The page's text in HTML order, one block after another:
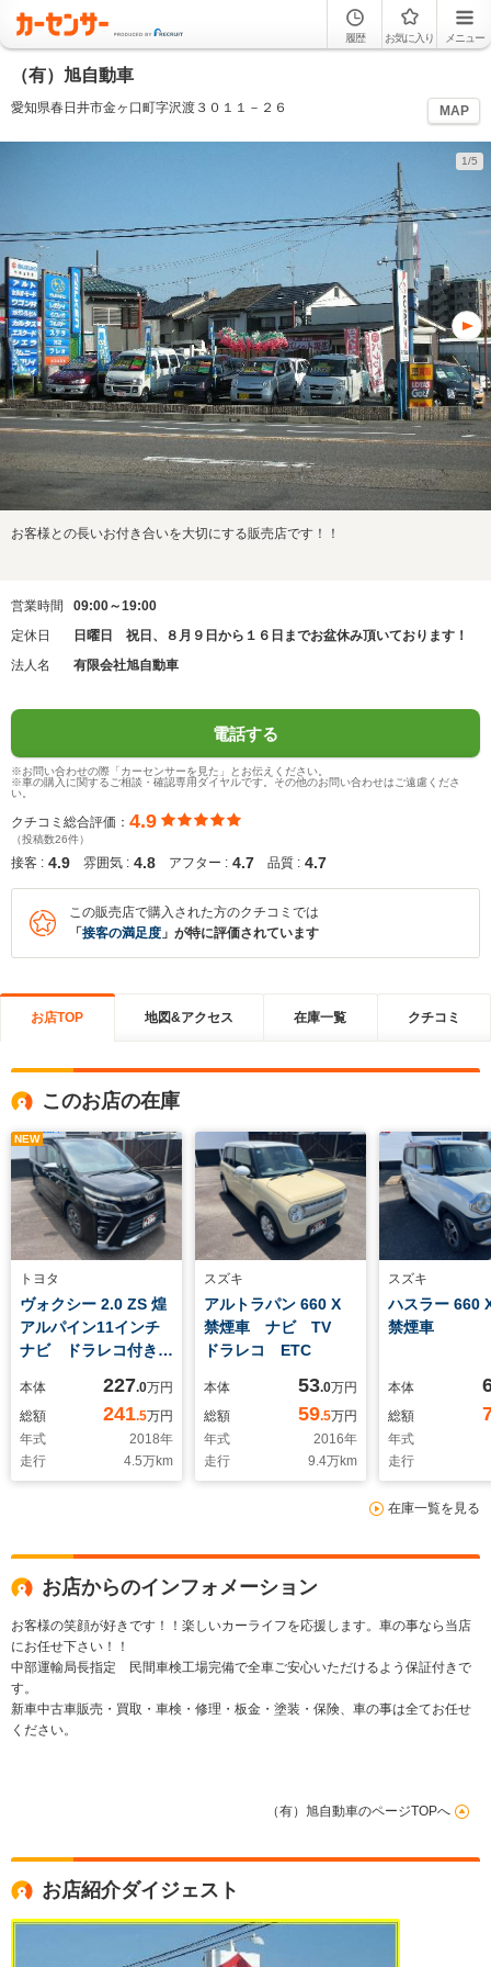
履歴 お気に入り メニュー
（有）旭自動車
愛知県春日井市金ヶ口町字沢渡３０１１－２６ MAP
1/5
お客様との長いお付き合いを大切にする販売店です！！
営業時間
09:00～19:00
定休日
日曜日 祝日、８月９日から１６日までお盆休み頂いております！
法人名
有限会社旭自動車
電話する
※お問い合わせの際「カーセンサーを見た」とお伝えください。
※車の購入に関するご相談・確認専用ダイヤルです。その他のお問い合わせはご遠慮くださ
い。
クチコミ総合評価： 4.9
（投稿数26件）
接客 : 4.9 雰囲気 : 4.8 アフター : 4.7 品質 : 4.7
この販売店で購入された方のクチコミでは
「 接客の満足度 」が特に評価されています
お店TOP 地図&アクセス 在庫一覧 クチコミ
このお店の在庫
NEW
トヨタ
ヴォクシー 2.0 ZS 煌
アルパイン11インチ
ナビ ドラレコ付きデ
ー アルパイン12.8イ
ンチ後席モニター ス
ペアタイヤ サイドエ
アバック
本体 227.0万円
総額
241.5万円
年式
2018年
走行
4.5万km
スズキ
アルトラパン 660 X
禁煙車 ナビ TV
ドラレコ ETC
本体 53.0万円
総額
59.5万円
年式
2016年
走行
9.4万km
スズキ
ハスラー 660
禁煙車
本体
総額
年式
走行
在庫一覧を見る
お店からのインフォメーション
お客様の笑顔が好きです！！楽しいカーライフを応援します。車の事なら当店
にお任せ下さい！！
中部運輸局長指定 民間車検工場完備で全車ご安心いただけるよう保証付きで
す。
新車中古車販売・買取・車検・修理・板金・塗装・保険、車の事は全てお任せ
ください。
（有）旭自動車のページTOPへ
お店紹介ダイジェスト